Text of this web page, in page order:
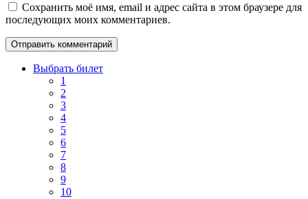
Сохранить моё имя, email и адрес сайта в этом браузере для
последующих моих комментариев.
Выбрать билет
1
2
3
4
5
6
7
8
9
10